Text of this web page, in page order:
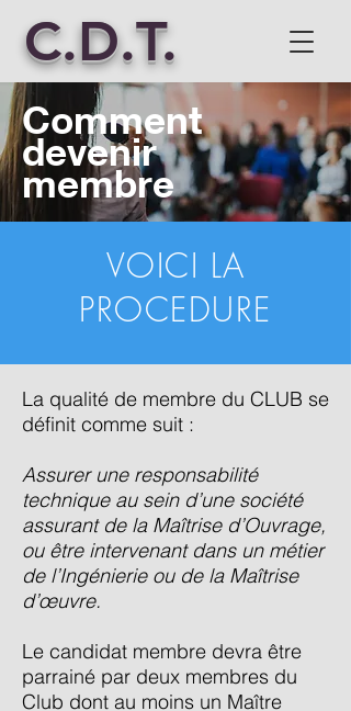
C.D.T.
Comment
devenir
membre
VOICI LA
PROCEDURE
La qualité de membre du CLUB se
définit comme suit :
Assurer une responsabilité
technique au sein d’une société
assurant de la Maîtrise d’Ouvrage,
ou être intervenant dans un métier
de l’Ingénierie ou de la Maîtrise
d’œuvre.
Le candidat membre devra être
parrainé par deux membres du
Club dont au moins un Maître